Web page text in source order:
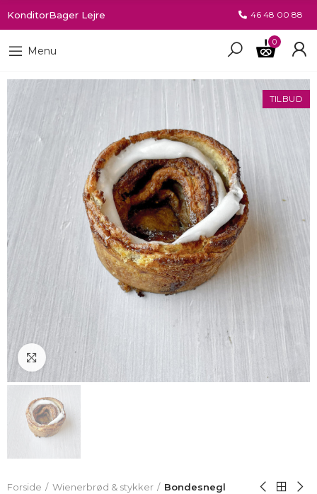
KonditorBager Lejre 46 48 00 88
Menu
0
TILBUD
Klik for at forstørre
Forside Wienerbrød & stykker Bondesnegl